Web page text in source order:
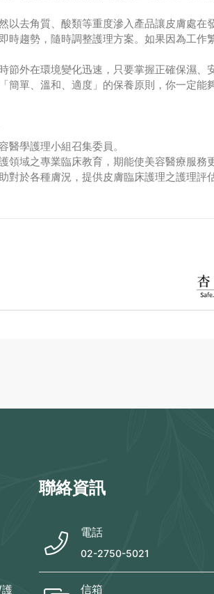
以去角質、酸類等重度滲入產品讓皮膚處
時趨勢，隨時調整護理方案。如果因為工作
節外在環境變化迅速，只要掌握正確保濕
簡單、溫和、適度」的保養原則，你一定
學護理小組召集委員。
領域之專業臨床教育，期能使美容醫療服務
對於各種膚況，提供皮膚臨床護理之護理評
聯絡資訊
電話
02-2750-5021
信箱